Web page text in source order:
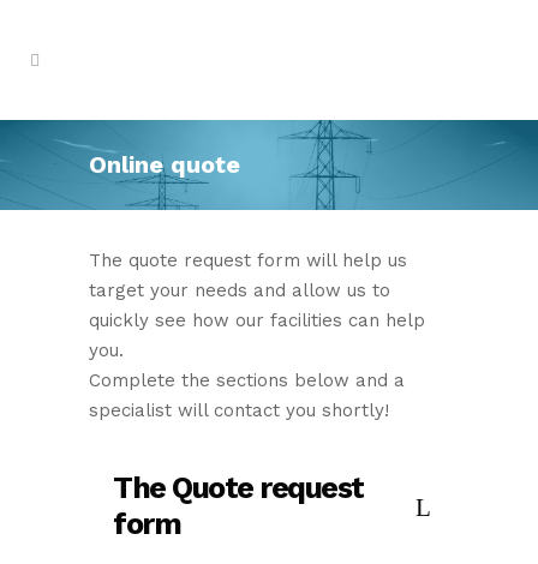
Online quote
The quote request form will help us
target your needs and allow us to
quickly see how our facilities can help
you.
Complete the sections below and a
specialist will contact you shortly!
The Quote request
form